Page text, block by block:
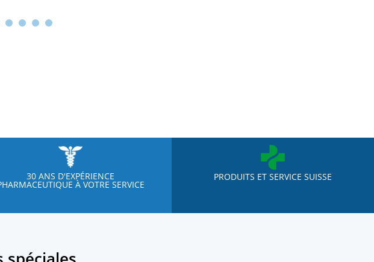
30 ANS D'EXPÉRIENCE
À VOTRE SERVICE
PRODUITS ET SERVICE SUISSE